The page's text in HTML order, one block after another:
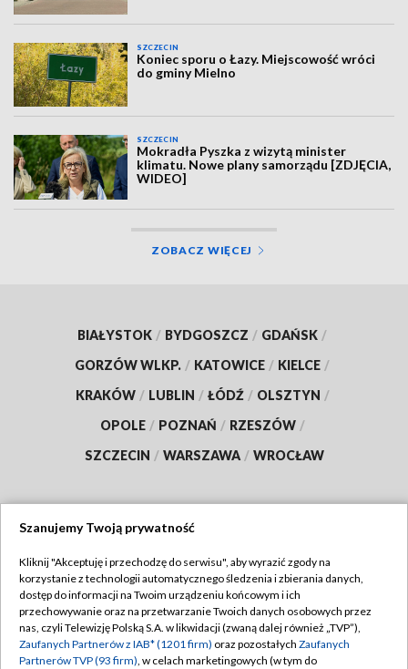
SZCZECIN
Koniec sporu o Łazy. Miejscowość wróci
do gminy Mielno
SZCZECIN
Mokradła Pyszka z wizytą minister
klimatu. Nowe plany samorządu [ZDJĘCIA,
WIDEO]
ZOBACZ WIĘCEJ
BIAŁYSTOK / BYDGOSZCZ / GDAŃSK /
GORZÓW WLKP. / KATOWICE / KIELCE /
KRAKÓW / LUBLIN / ŁÓDŹ / OLSZTYN /
OPOLE / POZNAŃ / RZESZÓW /
SZCZECIN / WARSZAWA / WROCŁAW
TVP
Abonament TVP
Emisja w TVP
Regulamin TVP
Polityka prywatności
Szanujemy Twoją prywatność
Kliknij "Akceptuję i przechodzę do serwisu", aby wyrazić zgody na
korzystanie z technologii automatycznego śledzenia i zbierania danych,
dostęp do informacji na Twoim urządzeniu końcowym i ich
przechowywanie oraz na przetwarzanie Twoich danych osobowych przez
nas, czyli Telewizję Polską S.A. w likwidacji (zwaną dalej również „TVP”),
Zaufanych Partnerów z IAB* (1201 firm) oraz pozostałych Zaufanych
Partnerów TVP (93 firm), w celach marketingowych (w tym do